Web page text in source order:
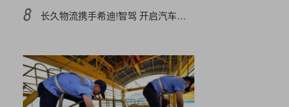
长久物流携手希迪!智驾 开启汽车物流智能化新纪元